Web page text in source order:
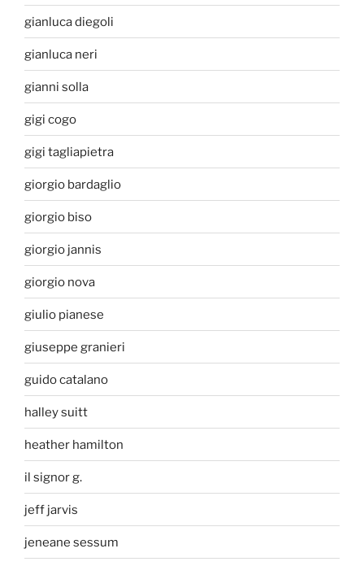
gianluca diegoli
gianluca neri
gianni solla
gigi cogo
gigi tagliapietra
giorgio bardaglio
giorgio biso
giorgio jannis
giorgio nova
giulio pianese
giuseppe granieri
guido catalano
halley suitt
heather hamilton
il signor g.
jeff jarvis
jeneane sessum